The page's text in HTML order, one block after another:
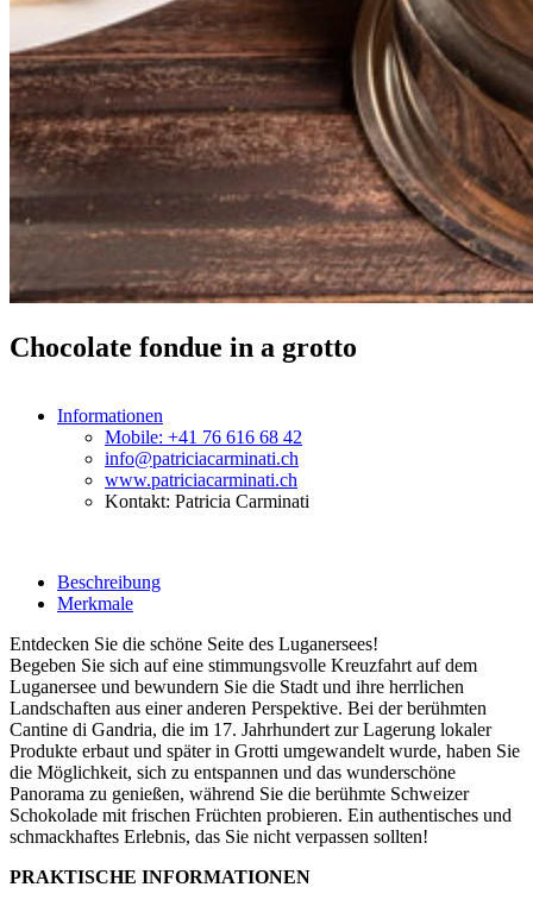
Chocolate fondue in a grotto
Informationen
Mobile: +41 76 616 68 42
info@patriciacarminati.ch
www.patriciacarminati.ch
Kontakt: Patricia Carminati
Beschreibung
Merkmale
Entdecken Sie die schöne Seite des Luganersees!
Begeben Sie sich auf eine stimmungsvolle Kreuzfahrt auf dem
Luganersee und bewundern Sie die Stadt und ihre herrlichen
Landschaften aus einer anderen Perspektive. Bei der berühmten
Cantine di Gandria, die im 17. Jahrhundert zur Lagerung lokaler
Produkte erbaut und später in Grotti umgewandelt wurde, haben Sie
die Möglichkeit, sich zu entspannen und das wunderschöne
Panorama zu genießen, während Sie die berühmte Schweizer
Schokolade mit frischen Früchten probieren. Ein authentisches und
schmackhaftes Erlebnis, das Sie nicht verpassen sollten!
PRAKTISCHE INFORMATIONEN